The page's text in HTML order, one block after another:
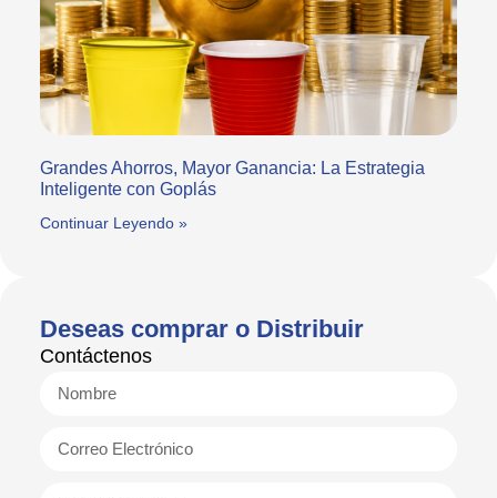
Grandes Ahorros, Mayor Ganancia: La Estrategia
Inteligente con Goplás
Continuar Leyendo »
Deseas comprar o Distribuir
Contáctenos